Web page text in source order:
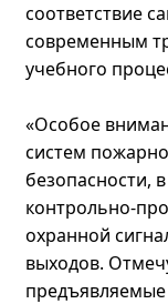
соответствие
современным
учебного
«Особое
систем
безопасности,
контрольно-
охранной
выходов.